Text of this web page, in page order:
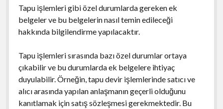
Tapu işlemleri gibi özel durumlarda gereken ek
belgeler ve bu belgelerin nasıl temin edileceği
hakkında bilgilendirme yapılacaktır.
Tapu işlemleri sırasında bazı özel durumlar ortaya
çıkabilir ve bu durumlarda ek belgelere ihtiyaç
duyulabilir. Örneğin, tapu devir işlemlerinde satıcı ve
alıcı arasında yapılan anlaşmanın geçerli olduğunu
kanıtlamak için satış sözleşmesi gerekmektedir. Bu